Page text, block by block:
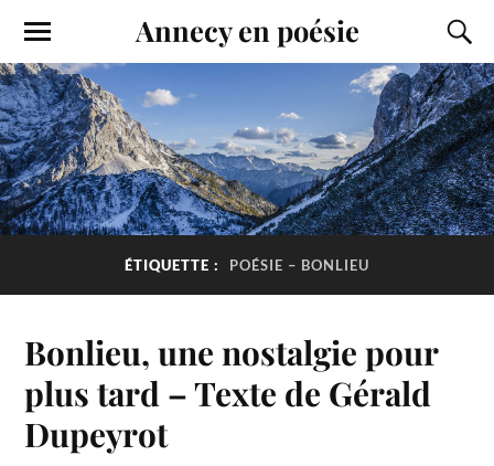
Annecy en poésie
ÉTIQUETTE : POÉSIE – BONLIEU
Bonlieu, une nostalgie pour
plus tard – Texte de Gérald
Dupeyrot